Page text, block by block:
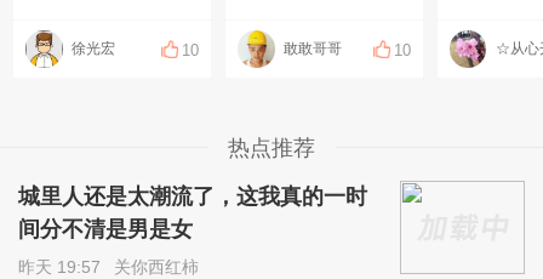
徐光宏 10 敢敢哥哥 10
热点推荐
城里人还是太潮流了，这我真的一时
间分不清是男是女
昨天 19:57 关你西红柿